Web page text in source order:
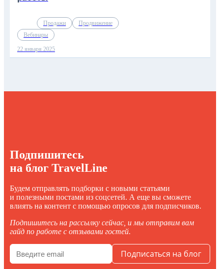
Продажи
Продвижение
Вебинары
22 января 2025
Подпишитесь
на блог TravelLine
Будем отправлять подборки с новыми статьями
и полезными постами из соцсетей. А еще вы сможете
влиять на контент с помощью опросов для подписчиков.
Подпишитесь на рассылку сейчас, и мы отправим вам
гайд по работе с отзывами гостей.